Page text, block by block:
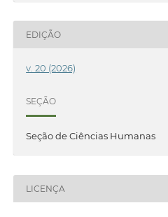
EDIÇÃO
v. 20 (2026)
SEÇÃO
Seção de Ciências Humanas
LICENÇA